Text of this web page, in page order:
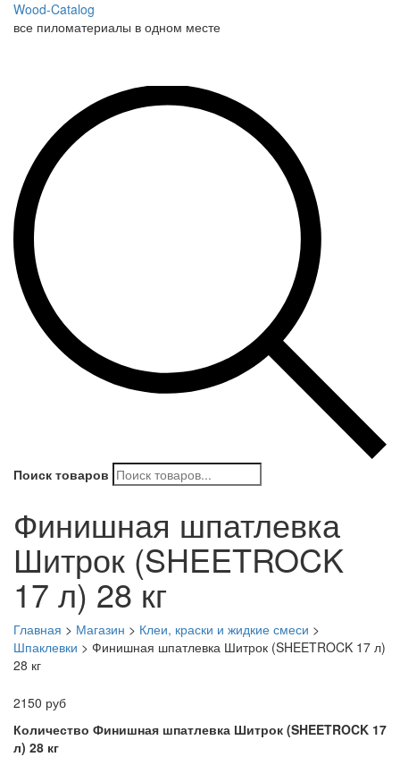
Wood-Catalog
все пиломатериалы в одном месте
Поиск товаров
Финишная шпатлевка
Шитрок (SHEETROCK
17 л) 28 кг
Главная > Магазин > Клеи, краски и жидкие смеси >
Шпаклевки > Финишная шпатлевка Шитрок (SHEETROCK 17 л)
28 кг
2150 руб
Количество Финишная шпатлевка Шитрок (SHEETROCK 17
л) 28 кг